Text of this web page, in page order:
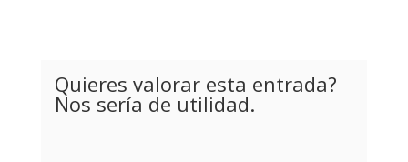
Quieres valorar esta entrada?
Nos sería de utilidad.